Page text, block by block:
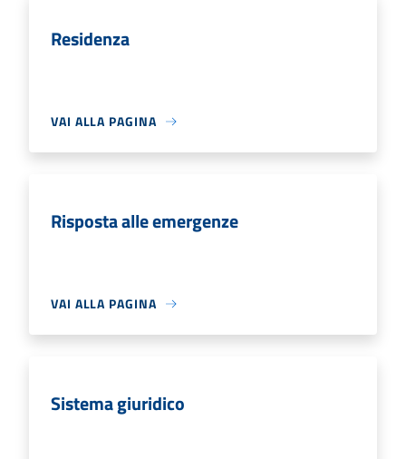
Residenza
VAI ALLA PAGINA
Risposta alle emergenze
VAI ALLA PAGINA
Sistema giuridico